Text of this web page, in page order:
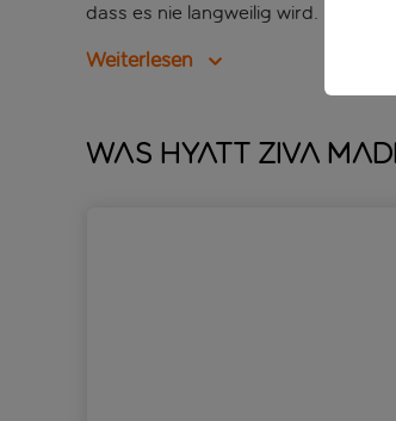
dass es nie langweilig wird.
Weiterlesen
Was Hyatt Ziva